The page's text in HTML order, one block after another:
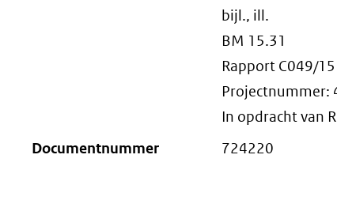
bijl., ill.
BM 15.31
Rapport C049/15
Projectnummer:
In opdracht van
Documentnummer
724220